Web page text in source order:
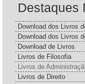
Destaques
Download dos Livros
Download dos Livros
Download de Livros
Livros de Filosofia
Livros de
Livros de Direito